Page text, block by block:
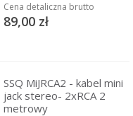
Cena detaliczna brutto
89,00 zł
SSQ MiJRCA2 - kabel mini
jack stereo- 2xRCA 2
metrowy